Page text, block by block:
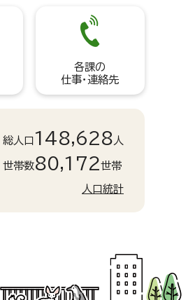
各課の
仕事・連絡先
総人口 148,628 人
世帯数80,172世帯
人口統計